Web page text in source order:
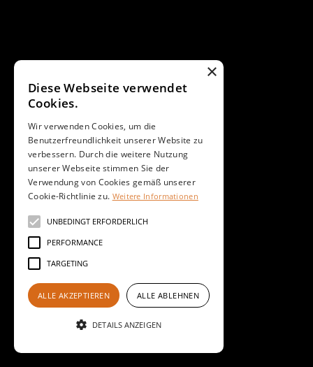
×
Diese Webseite verwendet
Cookies.
Wir verwenden Cookies, um die
Benutzerfreundlichkeit unserer Website zu
verbessern. Durch die weitere Nutzung
unserer Webseite stimmen Sie der
Verwendung von Cookies gemäß unserer
Cookie-Richtlinie zu. Weitere Informationen
UNBEDINGT ERFORDERLICH
PERFORMANCE
TARGETING
ALLE AKZEPTIEREN ALLE ABLEHNEN
DETAILS ANZEIGEN